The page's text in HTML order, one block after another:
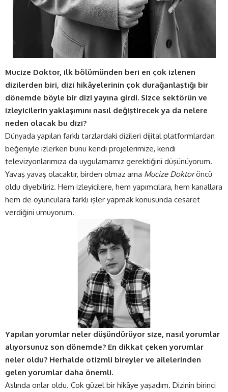
Mucize Doktor, ilk bölümünden beri en çok izlenen
dizilerden biri, dizi hikâyelerinin çok durağanlaştığı bir
dönemde böyle bir dizi yayına girdi. Sizce sektörün ve
izleyicilerin yaklaşımını nasıl değiştirecek ya da nelere
neden olacak bu dizi?
Dünyada yapılan farklı tarzlardaki dizileri dijital platformlardan
beğeniyle izlerken bunu kendi projelerimize, kendi
televizyonlarımıza da uygulamamız gerektiğini düşünüyorum.
Yavaş yavaş olacaktır, birden olmaz ama Mucize Doktoröncü
oldu diyebiliriz. Hem izleyicilere, hem yapımcılara, hem kanallara
hem de oyunculara farklı işler yapmak konusunda cesaret
verdiğini umuyorum.
Yapılan yorumlar neler düşündürüyor size, nasıl yorumlar
alıyorsunuz son dönemde? En dikkat çeken yorumlar
neler oldu? Herhalde otizmli bireyler ve ailelerinden
gelen yorumlar daha önemli.
Aslında onlar oldu. Çok güzel bir hikâye yaşadım. Dizinin birinci